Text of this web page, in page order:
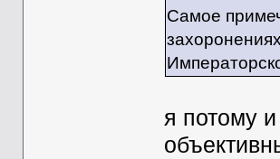
Самое
я потому